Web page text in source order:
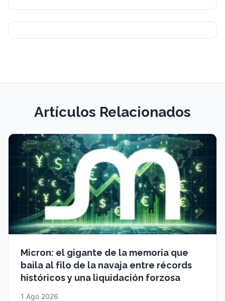
Artículos Relacionados
Micron: el gigante de la memoria que
baila al filo de la navaja entre récords
históricos y una liquidación forzosa
1 Ago 2026